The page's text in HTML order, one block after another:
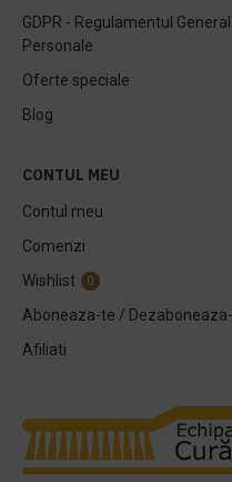
GDPR - Regulamentul
Personale
Oferte speciale
Blog
CONTUL MEU
Contul meu
Comenzi
Wishlist
0
Aboneaza-te /
Afiliati